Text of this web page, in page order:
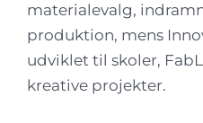
materialevalg,
produktion, mens
udviklet til skoler,
kreative projekter.